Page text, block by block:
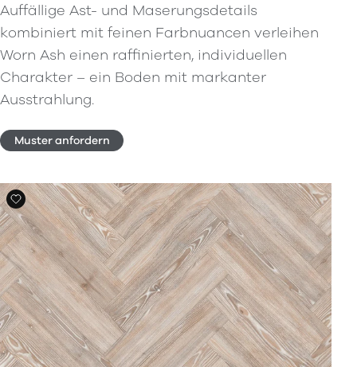
Auffällige Ast- und Maserungsdetails
kombiniert mit feinen Farbnuancen verleihen
Worn Ash einen raffinierten, individuellen
Charakter – ein Boden mit markanter
Ausstrahlung.
Muster anfordern